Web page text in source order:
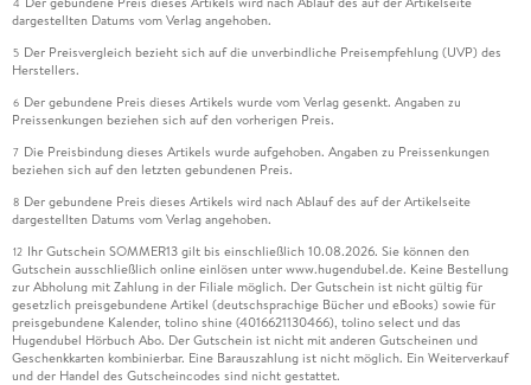
dargestellten Datums vom Verlag angehoben.
5 Der Preisvergleich bezieht sich auf die unverbindliche Preisempfehlung (UVP) des
Herstellers.
6 Der gebundene Preis dieses Artikels wurde vom Verlag gesenkt. Angaben zu
Preissenkungen beziehen sich auf den vorherigen Preis.
7 Die Preisbindung dieses Artikels wurde aufgehoben. Angaben zu Preissenkungen
beziehen sich auf den letzten gebundenen Preis.
8 Der gebundene Preis dieses Artikels wird nach Ablauf des auf der Artikelseite
dargestellten Datums vom Verlag angehoben.
12 Ihr Gutschein SOMMER13 gilt bis einschließlich 10.08.2026. Sie können den
Gutschein ausschließlich online einlösen unter www.hugendubel.de. Keine Bestellung
zur Abholung mit Zahlung in der Filiale möglich. Der Gutschein ist nicht gültig für
gesetzlich preisgebundene Artikel (deutschsprachige Bücher und eBooks) sowie für
preisgebundene Kalender, tolino shine (4016621130466), tolino select und das
Hugendubel Hörbuch Abo. Der Gutschein ist nicht mit anderen Gutscheinen und
Geschenkkarten kombinierbar. Eine Barauszahlung ist nicht möglich. Ein Weiterverkauf
und der Handel des Gutscheincodes sind nicht gestattet.